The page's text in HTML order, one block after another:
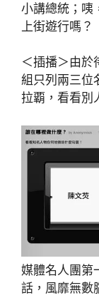
小講總統；咦
上街遊行嗎？
＜插播＞由於
組只列兩三位
拉覇，看看別
媒體名人團第
話，風靡無數